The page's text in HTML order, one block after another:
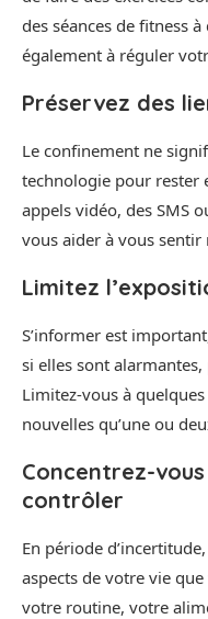
des séances de fitness
également à réguler
Préservez des
Le confinement ne
technologie pour rester
appels vidéo, des SMS
vous aider à vous sentir
Limitez
S’informer est
si elles sont
Limitez-vous à
nouvelles qu’une ou
Concentrez-
contrôler
En période
aspects de votre vie
votre routine, votre